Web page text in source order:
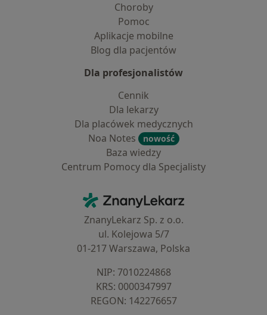
Choroby
Pomoc
Aplikacje mobilne
Blog dla pacjentów
Dla profesjonalistów
Cennik
Dla lekarzy
Dla placówek medycznych
Noa Notes
nowość
Baza wiedzy
Centrum Pomocy dla Specjalisty
ZnanyLekarz - Strona główna
ZnanyLekarz Sp. z o.o.
ul. Kolejowa 5/7
01-217 Warszawa, Polska
NIP: ⁠7010224868
KRS: ⁠0000347997
REGON: ⁠142276657